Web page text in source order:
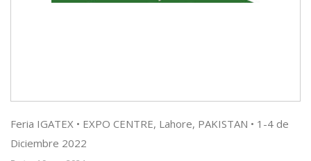
Feria IGATEX • EXPO CENTRE, Lahore, PAKISTAN • 1-4 de
Diciembre 2022